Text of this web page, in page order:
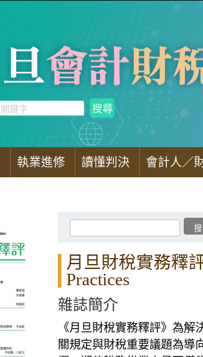
執業進修 讀懂判決 會計人／
月旦財稅實務釋
Practices
雜誌簡介
《月旦財稅實務釋評》為
關規定與財稅重要議題為導